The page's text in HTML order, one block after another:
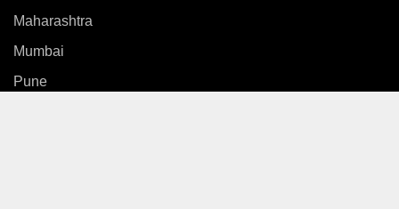
Maharashtra
Mumbai
Pune